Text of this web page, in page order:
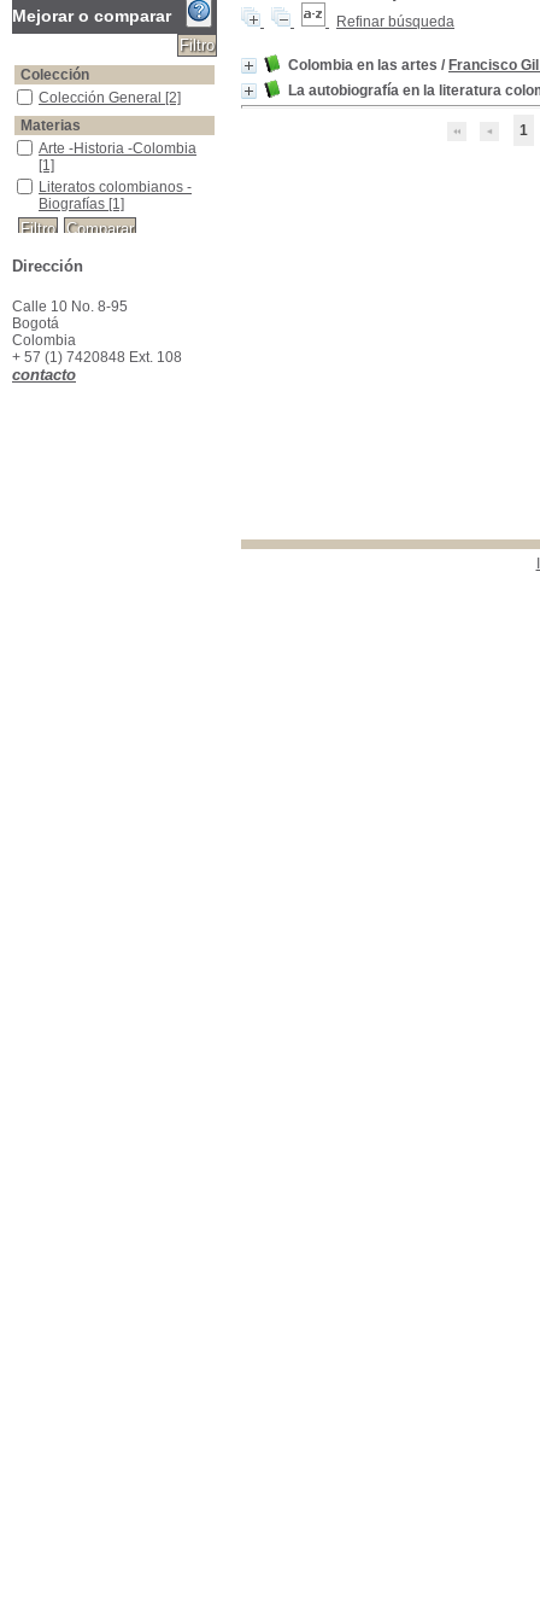
Refinar búsqueda
Colombia en las artes / Francisco
La autobiografía en la literatura
1
Mejorar o comparar
Colección
Colección General
Colección General [2]
Materias
Arte -Historia -Colombia
Arte -Historia -Colombia
[1]
Literatos colombianos -Biografías
Literatos colombianos -
Biografías [1]
Dirección
Calle 10 No. 8-95
Bogotá
Colombia
+ 57 (1) 7420848 Ext. 108
contacto